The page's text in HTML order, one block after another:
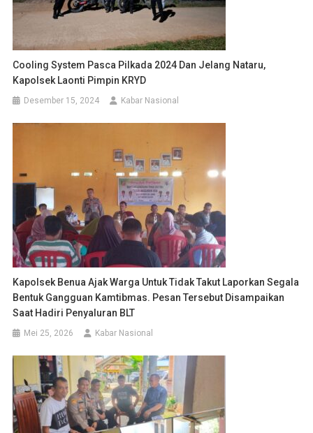
Cooling System Pasca Pilkada 2024 Dan Jelang Nataru,
Kapolsek Laonti Pimpin KRYD
Desember 15, 2024 Kabar Nasional
Kapolsek Benua Ajak Warga Untuk Tidak Takut Laporkan Segala
Bentuk Gangguan Kamtibmas. Pesan Tersebut Disampaikan
Saat Hadiri Penyaluran BLT
Mei 25, 2026 Kabar Nasional